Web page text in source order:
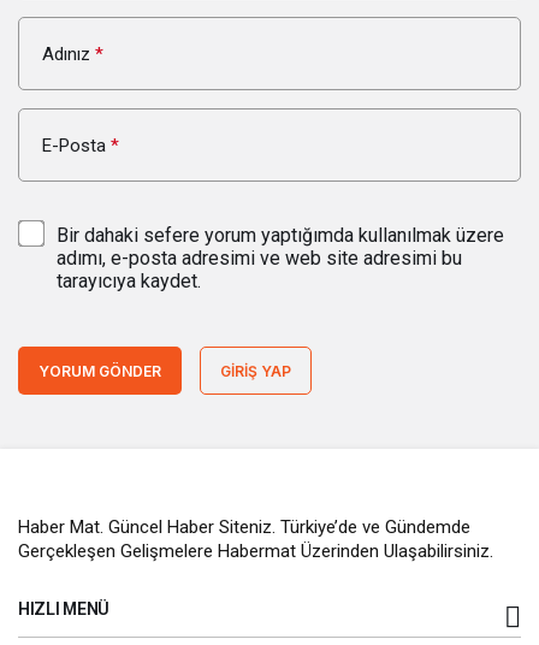
Adınız *
E-Posta *
Bir dahaki sefere yorum yaptığımda kullanılmak üzere
adımı, e-posta adresimi ve web site adresimi bu
tarayıcıya kaydet.
YORUM GÖNDER GIRIŞ YAP
Haber Mat. Güncel Haber Siteniz. Türkiye’de ve Gündemde
Gerçekleşen Gelişmelere Habermat Üzerinden Ulaşabilirsiniz.
HIZLI MENÜ